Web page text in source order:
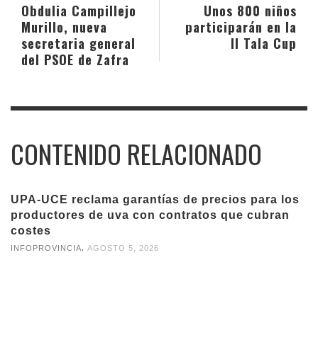
Unos 800 niños
participarán en la
II Tala Cup
Obdulia Campillejo
Murillo, nueva
secretaria general
del PSOE de Zafra
CONTENIDO RELACIONADO
UPA-UCE reclama garantías de precios para los
productores de uva con contratos que cubran
costes
INFOPROVINCIA AGOSTO 5, 2026